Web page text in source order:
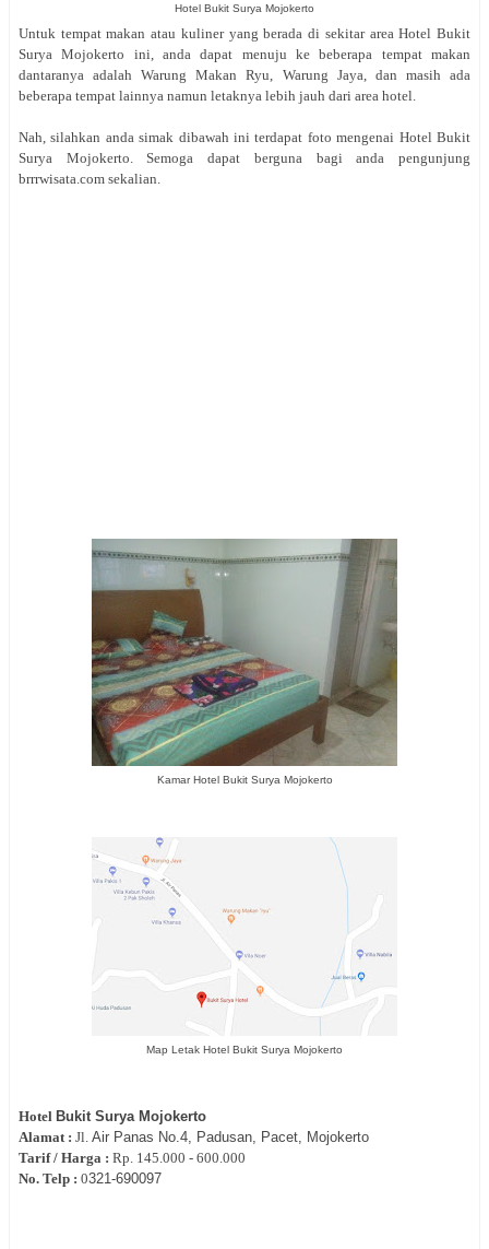
Hotel Bukit Surya Mojokerto
Untuk tempat makan atau kuliner yang berada di sekitar area Hotel Bukit
Surya Mojokerto ini, anda dapat menuju ke beberapa tempat makan
dantaranya adalah Warung Makan Ryu, Warung Jaya, dan masih ada
beberapa tempat lainnya namun letaknya lebih jauh dari area hotel.
Nah, silahkan anda simak dibawah ini terdapat foto mengenai Hotel Bukit
Surya Mojokerto. Semoga dapat berguna bagi anda pengunjung
brrrwisata.com sekalian.
Kamar Hotel Bukit Surya Mojokerto
Map Letak Hotel Bukit Surya Mojokerto
Hotel Bukit Surya Mojokerto
Alamat : Jl. Air Panas No.4, Padusan, Pacet, Mojokerto
Tarif / Harga : Rp. 145.000 - 600.000
No. Telp : 0321-690097